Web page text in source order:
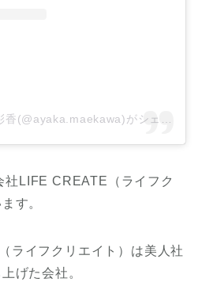
社LIFE CREATE（ライフク
す。
ライフクリエイト）は美人社
げた会社。